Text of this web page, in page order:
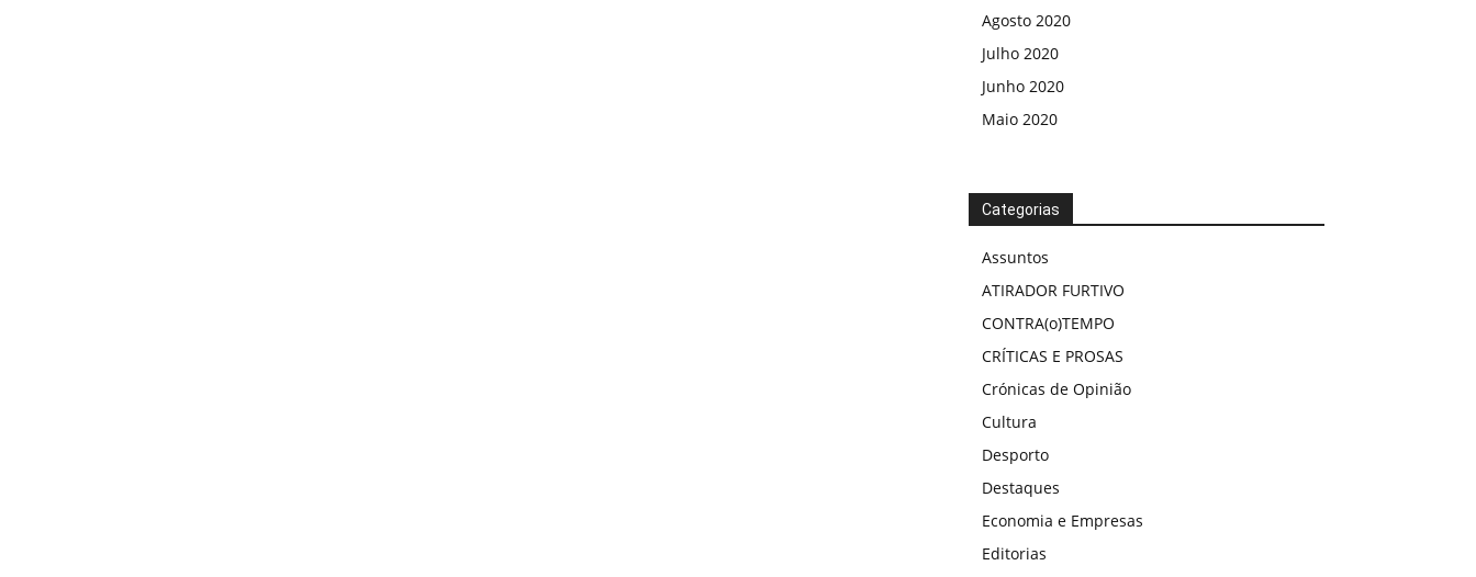
Agosto 2020
Julho 2020
Junho 2020
Maio 2020
Categorias
Assuntos
ATIRADOR FURTIVO
CONTRA(o)TEMPO
CRÍTICAS E PROSAS
Crónicas de Opinião
Cultura
Desporto
Destaques
Economia e Empresas
Editorias